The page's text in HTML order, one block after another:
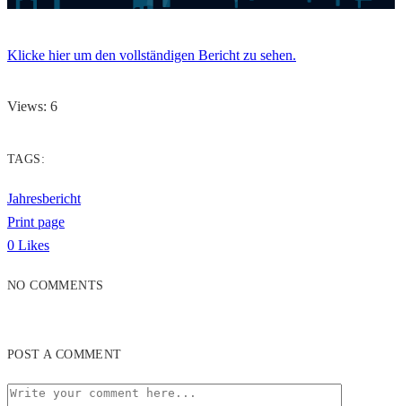
Klicke hier um den vollständigen Bericht zu sehen.
Views: 6
TAGS:
Jahresbericht
Print page
0 Likes
NO COMMENTS
POST A COMMENT